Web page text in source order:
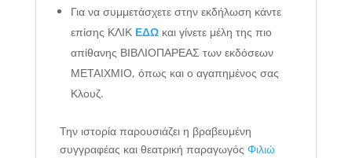
Για να συμμετάσχετε στην εκδήλωση κάντε
επίσης ΚΛΙΚ ΕΔΩ και γίνετε μέλη της πιο
απίθανης ΒΙΒΛΙΟΠΑΡΕΑΣ των εκδόσεων
ΜΕΤΑΙΧΜΙΟ, όπως και ο αγαπημένος σας
Κλουζ.
Την ιστορία παρουσιάζει η βραβευμένη
συγγραφέας και θεατρική παραγωγός Φιλιώ